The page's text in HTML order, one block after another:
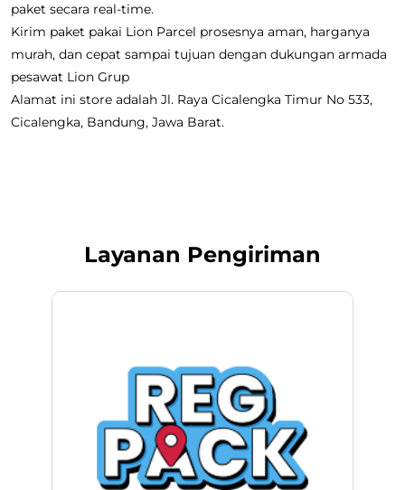
paket secara real-time.
Kirim paket pakai Lion Parcel prosesnya aman, harganya
murah, dan cepat sampai tujuan dengan dukungan armada
pesawat Lion Grup
Alamat ini store adalah Jl. Raya Cicalengka Timur No 533,
Cicalengka, Bandung, Jawa Barat.
Layanan Pengiriman